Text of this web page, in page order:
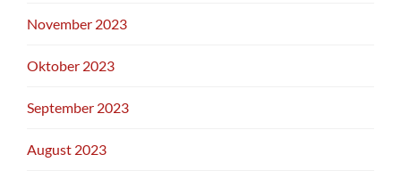
November 2023
Oktober 2023
September 2023
August 2023